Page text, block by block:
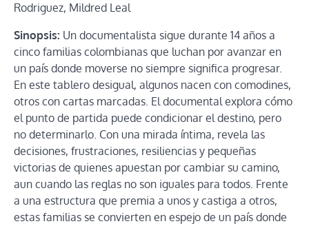
Rodriguez, Mildred Leal
Sinopsis: Un documentalista sigue durante 14 años a
cinco familias colombianas que luchan por avanzar en
un país donde moverse no siempre significa progresar.
En este tablero desigual, algunos nacen con comodines,
otros con cartas marcadas. El documental explora cómo
el punto de partida puede condicionar el destino, pero
no determinarlo. Con una mirada íntima, revela las
decisiones, frustraciones, resiliencias y pequeñas
victorias de quienes apuestan por cambiar su camino,
aun cuando las reglas no son iguales para todos. Frente
a una estructura que premia a unos y castiga a otros,
estas familias se convierten en espejo de un país donde